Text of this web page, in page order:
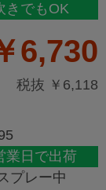
きでもOK
6,730
税抜 ￥6,118
業日で出荷
プレー中